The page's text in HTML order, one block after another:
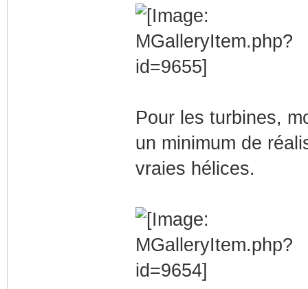
Pour les turbines,
un minimum de
vraies hélices.